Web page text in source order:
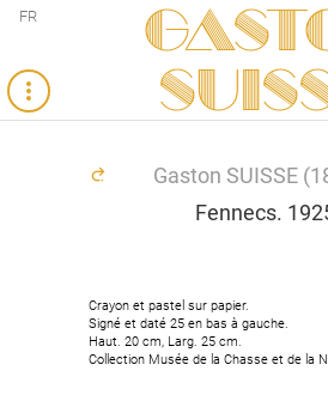
FR
Gaston SUISSE
Fennecs.
Crayon et pastel sur papier.
Signé et daté 25 en bas à gauche.
Haut. 20 cm, Larg. 25 cm.
Collection Musée de la Chasse et de la
Crayon et pastel sur papier.
Signé et daté 25 en bas à gauche.
Haut. 20 cm, Larg. 25 cm.
Collection Musée de la Chasse et de la